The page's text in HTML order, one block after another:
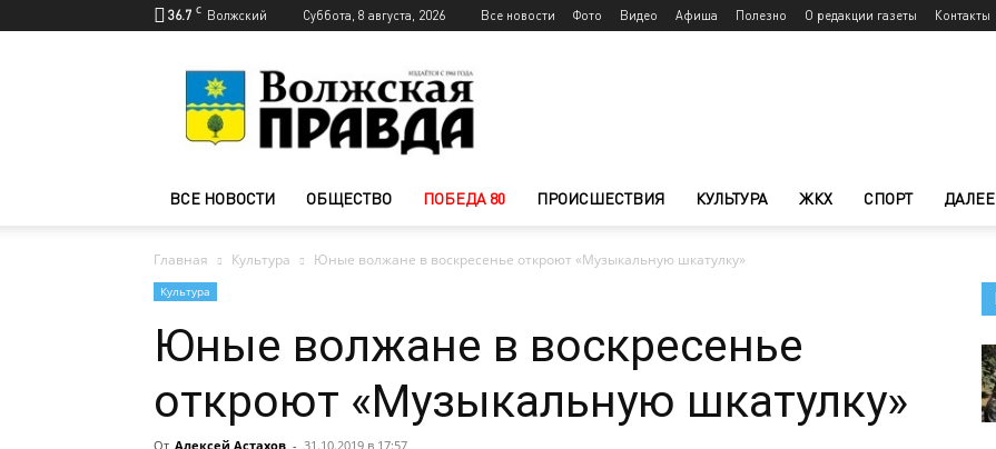
36.7 C Волжский Суббота, 8 августа, 2026 Все новости Фото Видео Афиша Полезно О редакции газеты Контакты
Волжского
—
Волжская
ВСЕ НОВОСТИ ОБЩЕСТВО ПОБЕДА 80 ПРОИСШЕСТВИЯ КУЛЬТУРА ЖКХ СПОРТ ДАЛЕЕ
Главная Культура Юные волжане в воскресенье откроют «Музыкальную шкатулку»
Культура
Юные волжане в воскресенье
откроют «Музыкальную шкатулку»
От Алексей Астахов - 31.10.2019 в 17:57